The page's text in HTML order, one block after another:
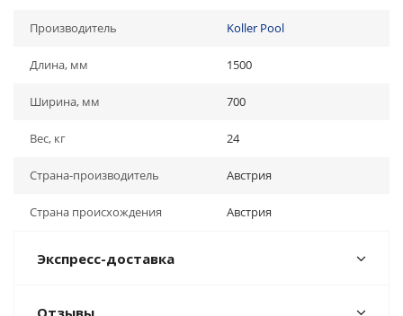
Производитель Koller Pool
Длина, мм 1500
Ширина, мм 700
Вес, кг 24
Страна-производитель Австрия
Страна происхождения Австрия
Экспресс-доставка
Отзывы